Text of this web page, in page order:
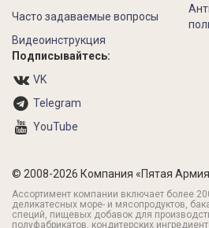
Часто задаваемые вопросы
Видеоинструкция
Подписывайтесь:
VK
Telegram
YouTube
© 2008-2026 Компания «Пятая
Ассортимент компании включает более
деликатесных море- и мясопродуктов,
специй, пищевых добавок для
полуфабрикатов, кондитерских